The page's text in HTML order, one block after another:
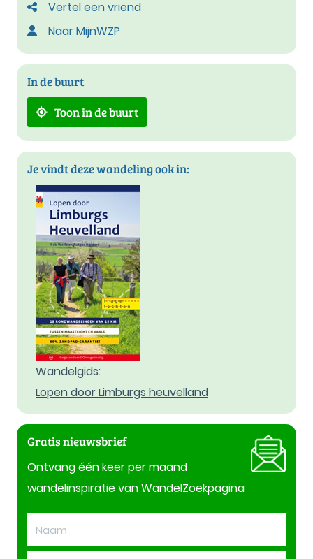
Vertel een vriend
Naar MijnWZP
In de buurt
Toon in de buurt
Je vindt deze wandeling ook in:
Wandelgids:
Lopen door Limburgs heuvelland
Gratis nieuwsbrief
Ontvang één keer per maand
wandelinspiratie van WandelZoekpagina